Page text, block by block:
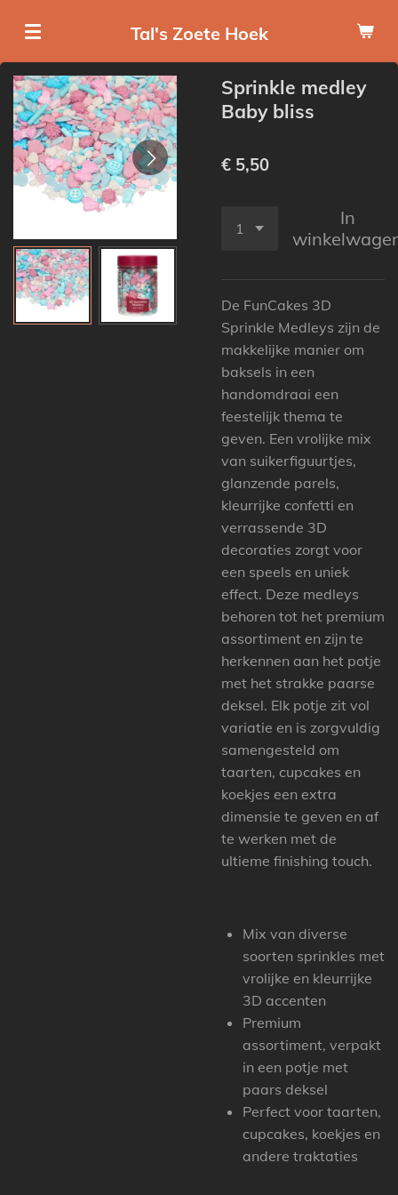
direct
naar
de
hoofdinhoud
Tal's Zoete Hoek
Sprinkle medley
Baby bliss
€ 5,50
In
De FunCakes 3D
Sprinkle Medleys zijn de
makkelijke manier om
baksels in een
handomdraai een
feestelijk thema te
geven. Een vrolijke mix
van suikerfiguurtjes,
glanzende parels,
kleurrijke confetti en
verrassende 3D
decoraties zorgt voor
een speels en uniek
effect. Deze medleys
behoren tot het premium
assortiment en zijn te
herkennen aan het potje
met het strakke paarse
deksel. Elk potje zit vol
variatie en is zorgvuldig
samengesteld om
taarten, cupcakes en
koekjes een extra
dimensie te geven en af
te werken met de
ultieme finishing touch.
Mix van diverse
soorten sprinkles met
vrolijke en kleurrijke
3D accenten
Premium
assortiment, verpakt
in een potje met
paars deksel
Perfect voor taarten,
cupcakes, koekjes en
andere traktaties